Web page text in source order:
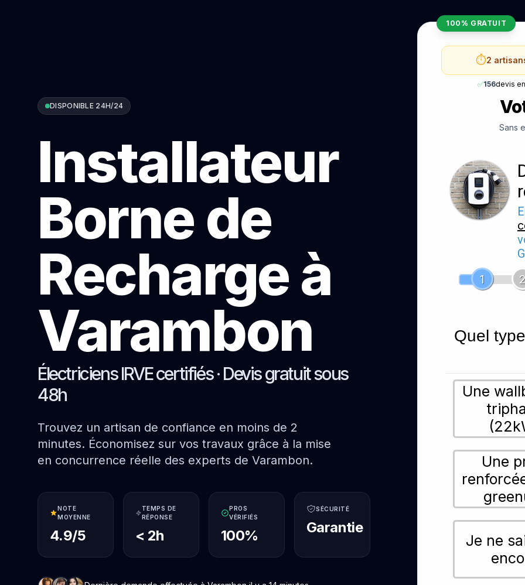
DISPONIBLE 24H/24
Installateur
Borne de
Recharge à
Varambon
Électriciens IRVE certifiés · Devis gratuit sous
48h
Trouvez un artisan de confiance en moins de 2
minutes. Économisez sur vos travaux grâce à la mise
en concurrence réelle des experts de Varambon.
NOTE
MOYENNE
4.9/5
TEMPS DE
RÉPONSE
< 2h
PROS
VÉRIFIÉS
100%
SÉCURITÉ
Garantie
100% GRATUIT
⏱️2
✅156devis
Sans
1
2
Quel
Une
Une
Je ne